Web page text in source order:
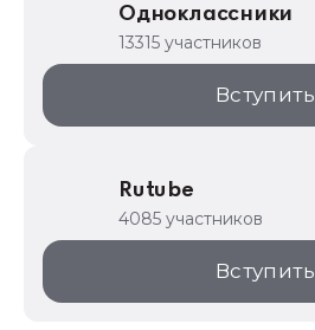
Одноклассники
13315 участников
Вступить
Rutube
4085 участников
Вступить